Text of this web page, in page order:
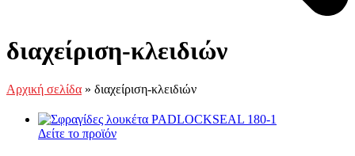
mobile
menu
mobile
menu
διαχείριση-κλειδιών
Αρχική σελίδα » διαχείριση-κλειδιών
Δείτε το προϊόν